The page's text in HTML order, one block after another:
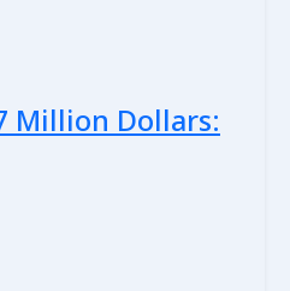
Million Dollars: